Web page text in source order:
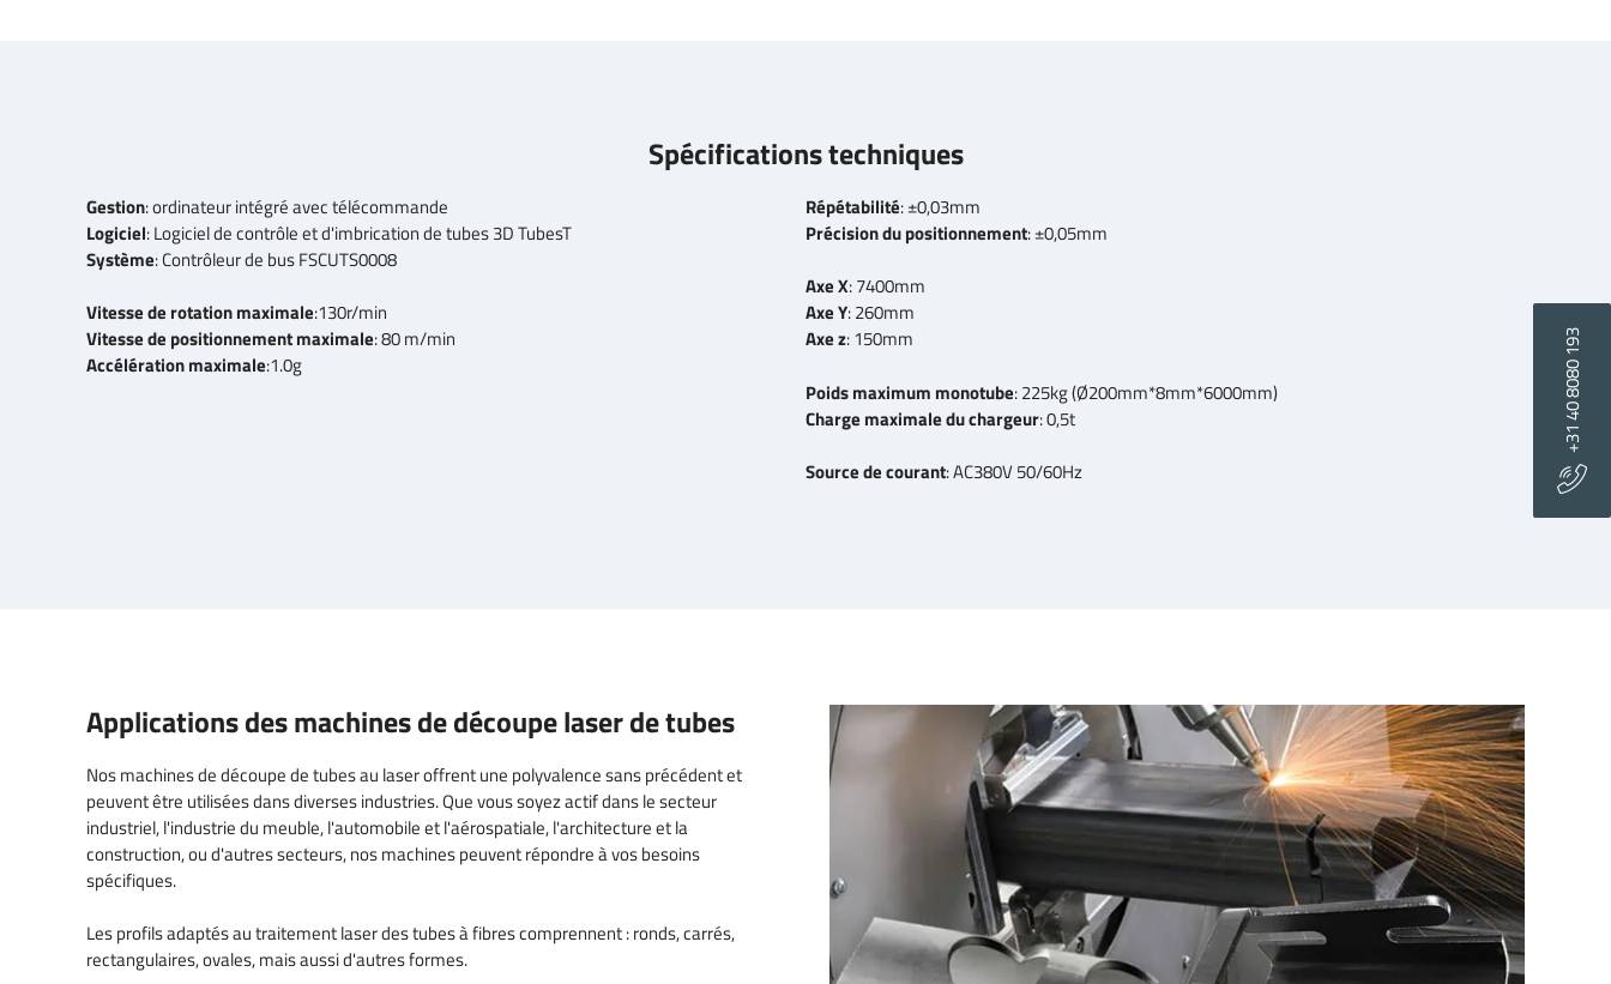
+31 40 8080 193
Spécifications techniques
Gestion: ordinateur intégré avec télécommande
Logiciel: Logiciel de contrôle et d'imbrication de tubes 3D TubesT
Système: Contrôleur de bus FSCUTS0008
Vitesse de rotation maximale:130r/min
Vitesse de positionnement maximale: 80 m/min
Accélération maximale:1.0g
Répétabilité: ±0,03mm
Précision du positionnement: ±0,05mm
Axe X: 7400mm
Axe Y: 260mm
Axe z: 150mm
Poids maximum monotube: 225kg (Ø200mm*8mm*6000mm)
Charge maximale du chargeur: 0,5t
Source de courant: AC380V 50/60Hz
Applications des machines de découpe laser de tubes
Nos machines de découpe de tubes au laser offrent une polyvalence sans précédent et
peuvent être utilisées dans diverses industries. Que vous soyez actif dans le secteur
industriel, l'industrie du meuble, l'automobile et l'aérospatiale, l'architecture et la
construction, ou d'autres secteurs, nos machines peuvent répondre à vos besoins
spécifiques.
Les profils adaptés au traitement laser des tubes à fibres comprennent : ronds, carrés,
rectangulaires, ovales, mais aussi d'autres formes.